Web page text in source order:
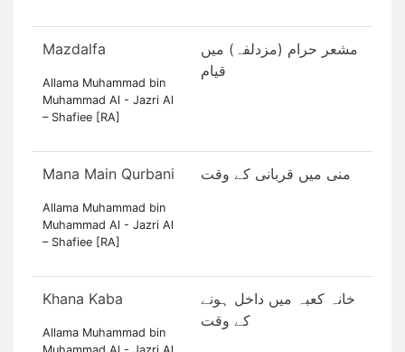
Mazdalfa
Allama Muhammad bin
Muhammad Al - Jazri Al
– Shafiee [RA]
مشعر حرام (مزدلفہ) میں
قیام
Mana Main Qurbani
Allama Muhammad bin
Muhammad Al - Jazri Al
– Shafiee [RA]
منی میں قربانی کے وقت
Khana Kaba
Allama Muhammad bin
خانہ کعبہ میں داخل ہونے
کے وقت